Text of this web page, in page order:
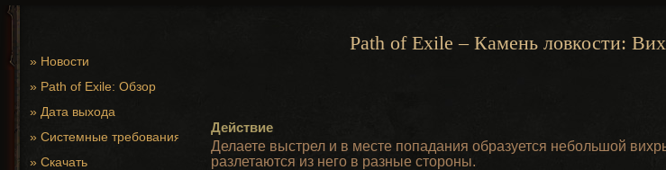
» Новости
» Path of Exile: Обзор
» Дата выхода
» Системные требования
» Скачать
Path of Exile – Камень ловкости:
Действие
Делаете выстрел и в месте попадания образуется небольшой
разлетаются из него в разные стороны.